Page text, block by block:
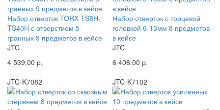
Набор отверток TORX TS8H-
TS40H с отверстием 5-
гранных 9 предметов в кейсе
JTC
4 539.00 р.
Набор отверток с торцевой
головкой 6-13мм 8 предметов
в кейсе
JTC
6 408.00 р.
JTC-K7082
JTC-K7102